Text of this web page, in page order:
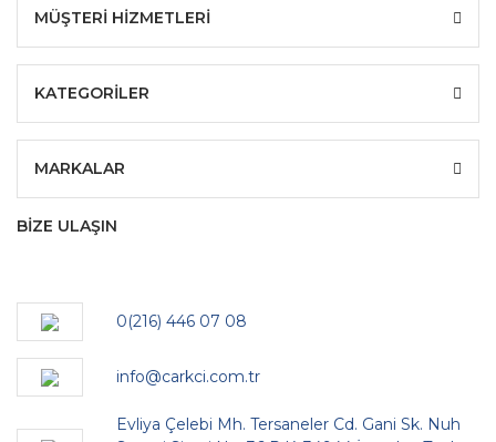
MÜŞTERİ HİZMETLERİ
KATEGORİLER
MARKALAR
BİZE ULAŞIN
0(216) 446 07 08
info@carkci.com.tr
Evliya Çelebi Mh. Tersaneler Cd. Gani Sk. Nuh